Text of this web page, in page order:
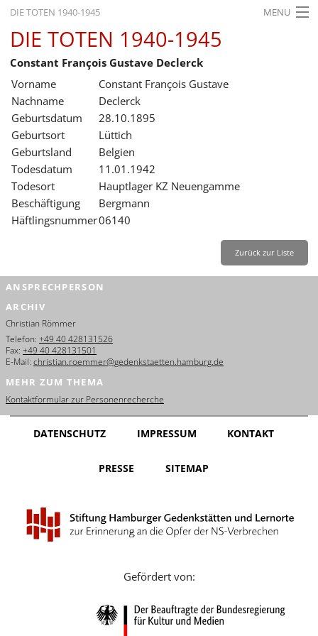
DIE TOTEN 1940-1945 MENU
STARTSEITE
AKTUELLES
AUSSTELLUNGEN
GESCHICHTE
BILDUNG
FORSCHUNG
SERVICE
Français
Dansk
Español
Nederlands
Português
Русский
Leichte Sprache
DIE TOTEN 1940-1945
Constant François Gustave Declerck
Vorname
Constant François Gustave
Nachname
Declerck
Geburtsdatum
28.10.1895
Geburtsort
Lüttich
Geburtsland
Belgien
Todesdatum
11.01.1942
Todesort
Hauptlager KZ Neuengamme
Beschäftigung
Bergmann
Häftlingsnummer06140
Zurück zur Liste
ANSPRECHPERSON
ARCHIV
Christian Römmer
Telefon: +49 40 428131526
Fax: +49 40 428131501
E-Mail: christian.roemmer@gedenkstaetten.hamburg.de
MEHR ZUM THEMA
Kontaktformular zur Personenrecherche
DATENSCHUTZ IMPRESSUM KONTAKT
PRESSE SITEMAP
Gefördert von: